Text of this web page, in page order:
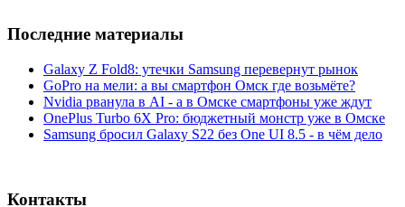
Последние материалы
Galaxy Z Fold8: утечки Samsung перевернут рынок
GoPro на мели: а вы смартфон Омск где возьмёте?
Nvidia рванула в AI - а в Омске смартфоны уже ждут
OnePlus Turbo 6X Pro: бюджетный монстр уже в Омске
Samsung бросил Galaxy S22 без One UI 8.5 - в чём дело
Контакты